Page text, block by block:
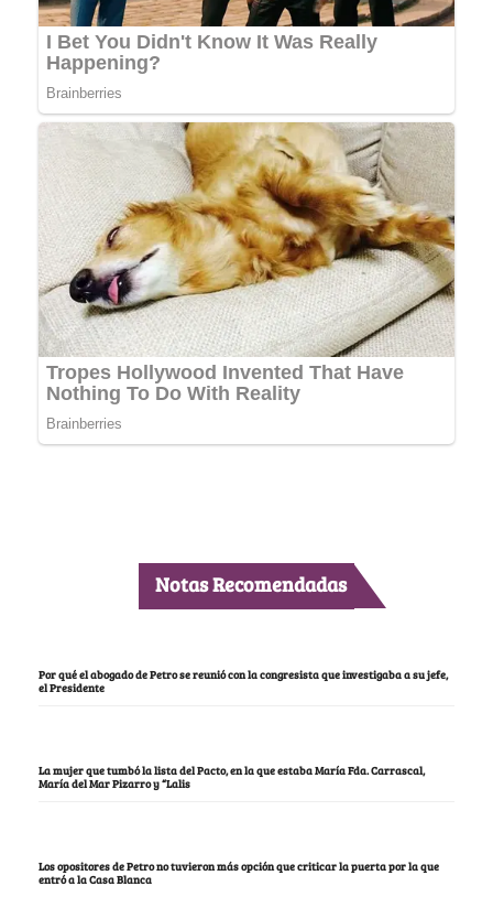
Notas Recomendadas
Por qué el abogado de Petro se reunió con la congresista que investigaba a su jefe,
el Presidente
La mujer que tumbó la lista del Pacto, en la que estaba María Fda. Carrascal,
María del Mar Pizarro y “Lalis
Los opositores de Petro no tuvieron más opción que criticar la puerta por la que
entró a la Casa Blanca